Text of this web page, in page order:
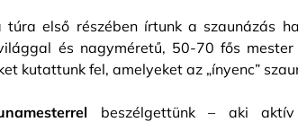
túra első részében írtunk a szaunázás
és nagyméretű, 50-70 fős
kutattunk fel, amelyeket az „ínyenc”
beszélgettünk – aki